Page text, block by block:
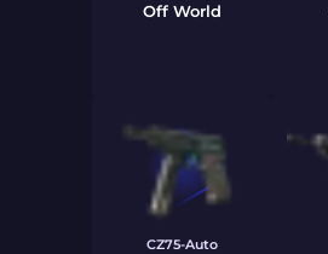
Off World
CZ75-Auto